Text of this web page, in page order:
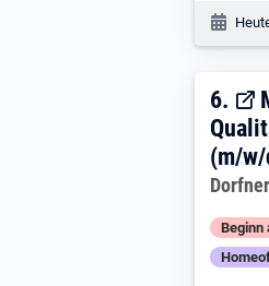
6.
6.
(m/
Beginn